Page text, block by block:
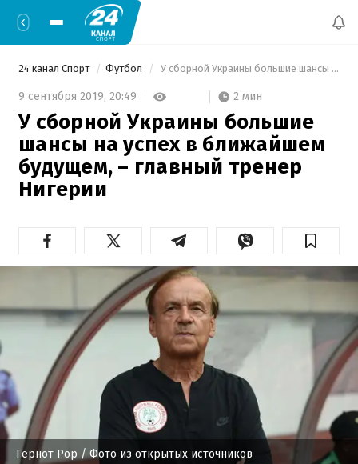
24 канал Спорт Футбол У сборной Украины большие шансы на успех в ближайшем будущем, – главный тренер Нигерии
9 сентября 2019, 20:49 2 мин
У сборной Украины большие
шансы на успех в ближайшем
будущем, – главный тренер
Нигерии
Гернот Рор / Фото из открытых источников